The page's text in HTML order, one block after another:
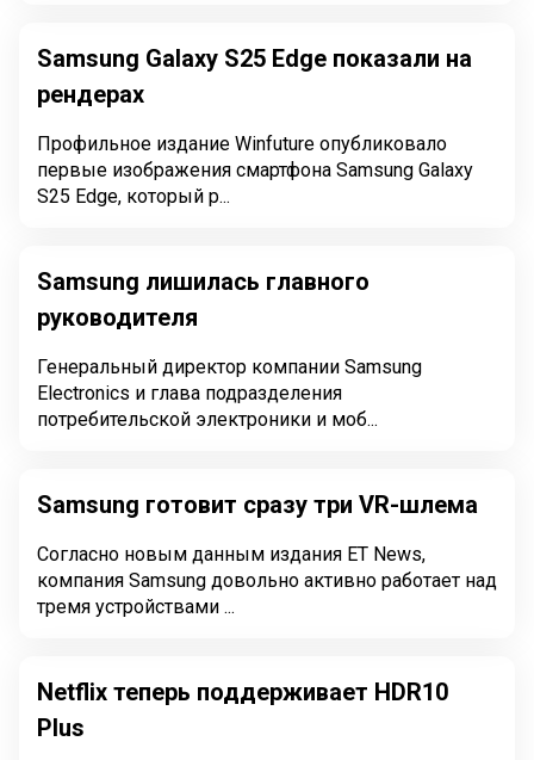
Samsung Galaxy S25 Edge показали на
рендерах
Профильное издание Winfuture опубликовало
первые изображения смартфона Samsung Galaxy
S25 Edge, который р...
Samsung лишилась главного
руководителя
Генеральный директор компании Samsung
Electronics и глава подразделения
потребительской электроники и моб...
Samsung готовит сразу три VR-шлема
Согласно новым данным издания ET News,
компания Samsung довольно активно работает над
тремя устройствами ...
Netflix теперь поддерживает HDR10
Plus